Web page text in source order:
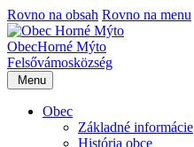
Rovno na obsah Rovno na menu
ObecHorné Mýto
Felsővámosközség
Menu
Obec
Základné informácie
História obce